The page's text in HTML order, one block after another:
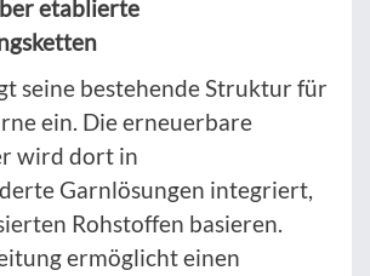
etablierte
seine bestehende Struktur für
ein. Die erneuerbare
wird dort in
Garnlösungen integriert,
Rohstoffen basieren.
ermöglicht einen